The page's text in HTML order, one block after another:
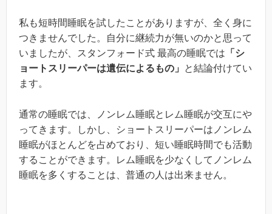
私も短時間睡眠を試したことがありますが、全く身に
つきませんでした。自分に継続力が無いのかと思って
いましたが、スタンフォード式 最高の睡眠では 「シ
ョートスリーパーは遺伝によるもの」
と結論付けてい
ます。
通常の睡眠では、ノンレム睡眠とレム睡眠が交互にや
ってきます。しかし、ショートスリーパーはノンレム
睡眠がほとんどを占めており、短い睡眠時間でも活動
することができます。レム睡眠を少なくしてノンレム
睡眠を多くすることは、普通の人は出来ません。